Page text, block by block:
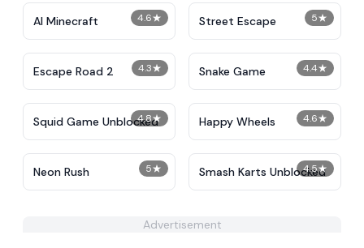
4.6★
AI Minecraft 5★
Street Escape
4.3★
Escape Road 2 4.4★
Snake Game
4.8★
Squid Game Unblocked 4.6★
Happy Wheels
5★
Neon Rush 4.5★
Smash Karts Unblocked
Advertisement